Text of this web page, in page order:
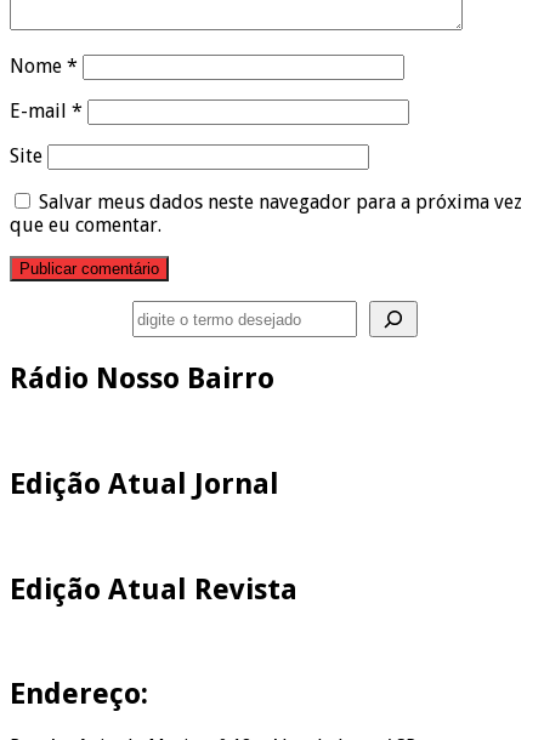
Nome *
E-mail *
Site
Salvar meus dados neste navegador para a próxima vez
que eu comentar.
Rádio Nosso Bairro
Edição Atual Jornal
Edição Atual Revista
Endereço: